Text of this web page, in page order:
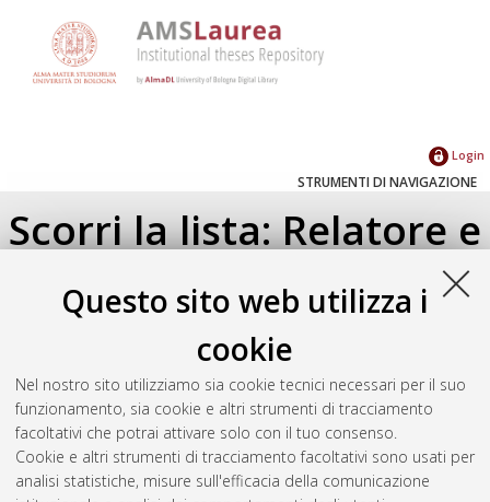
Questo sito web utilizza i
cookie
Nel nostro sito utilizziamo sia cookie tecnici necessari per il suo
funzionamento, sia cookie e altri strumenti di tracciamento
facoltativi che potrai attivare solo con il tuo consenso.
Cookie e altri strumenti di tracciamento facoltativi sono usati per
analisi statistiche, misure sull'efficacia della comunicazione
Login
STRUMENTI DI NAVIGAZIONE
Scorri la lista: Relatore e
Correlatore
Seleziona un valore dall'elenco sottostante.
2023(1)
2022(1)
Atom